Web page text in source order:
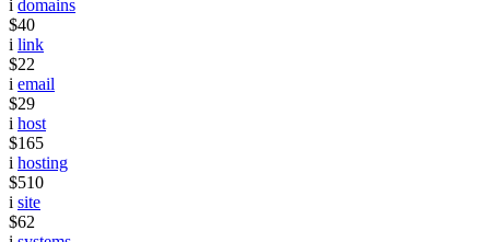
i domains
$40
i link
$22
i email
$29
i host
$165
i hosting
$510
i site
$62